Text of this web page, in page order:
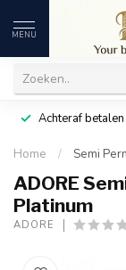
MENU
Achteraf
Home / Semi
ADORE
Platinum
ADORE